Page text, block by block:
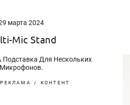
марта 2024
Mic Stand
Подставка Для Нескольких
Микрофонов.
РЕКЛАМА КОНТЕНТ